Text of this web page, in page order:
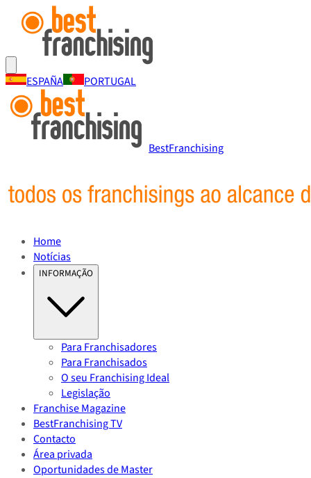
ESPAÑA PORTUGAL
BestFranchising
Home
Notícias
INFORMAÇÃO
Para Franchisadores
Para Franchisados
O seu Franchising Ideal
Legislação
Franchise Magazine
BestFranchising TV
Contacto
Área privada
Oportunidades de Master